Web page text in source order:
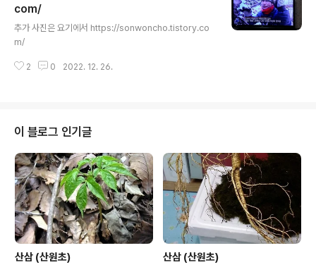
com/
추가 사진은 요기에서 https://sonwoncho.tistory.co
m/
2 0 2022. 12. 26.
이 블로그 인기글
산삼 (산원초) 산삼 (산원초)